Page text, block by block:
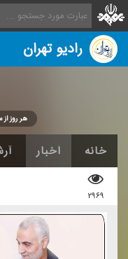
رادیو تهران
هر روز از ساعت
خانه اخبار
۲۹۶۹